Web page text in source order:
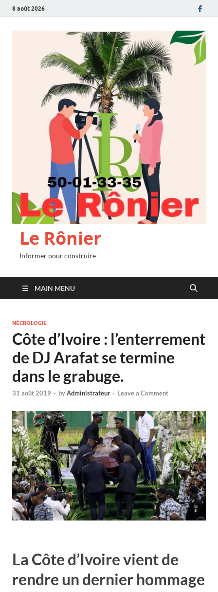
8 août 2026
Le Rônier
Informer pour construire
MAIN MENU
NÉCROLOGIE
Côte d’Ivoire : l’enterrement
de DJ Arafat se termine
dans le grabuge.
31 août 2019 - byAdministrateur - Leave a Comment
La Côte d’Ivoire vient de
rendre un dernier hommage